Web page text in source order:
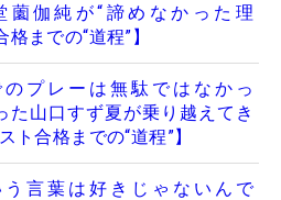
薗伽純が“諦めなかった理
までの“道程”】
のプレーは無駄ではなかっ
山口すず夏が乗り越えてき
ト合格までの“道程”】
う言葉は好きじゃないんで